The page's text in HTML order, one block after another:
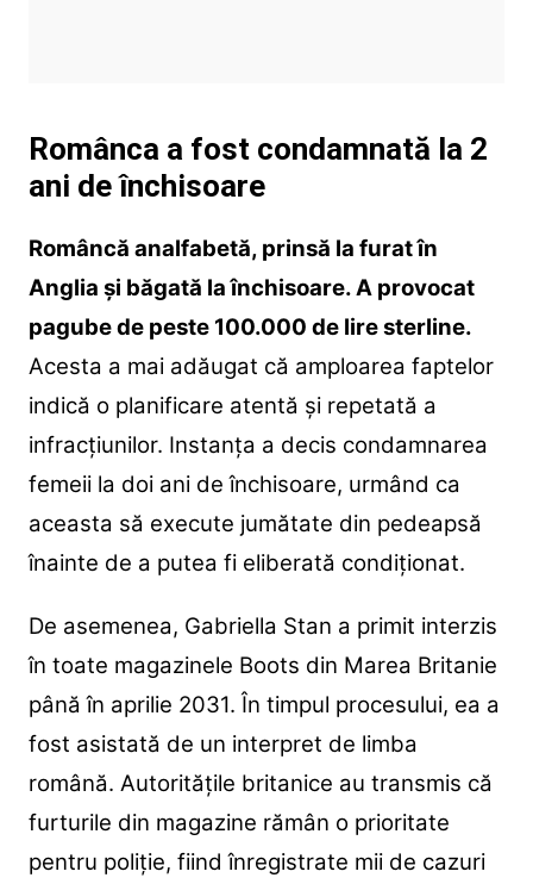
Românca a fost condamnată la 2
ani de închisoare
Româncă analfabetă, prinsă la furat în
Anglia și băgată la închisoare. A provocat
pagube de peste 100.000 de lire sterline.
Acesta a mai adăugat că amploarea faptelor
indică o planificare atentă și repetată a
infracțiunilor. Instanța a decis condamnarea
femeii la doi ani de închisoare, urmând ca
aceasta să execute jumătate din pedeapsă
înainte de a putea fi eliberată condiționat.
De asemenea, Gabriella Stan a primit interzis
în toate magazinele Boots din Marea Britanie
până în aprilie 2031. În timpul procesului, ea a
fost asistată de un interpret de limba
română. Autoritățile britanice au transmis că
furturile din magazine rămân o prioritate
pentru poliție, fiind înregistrate mii de cazuri